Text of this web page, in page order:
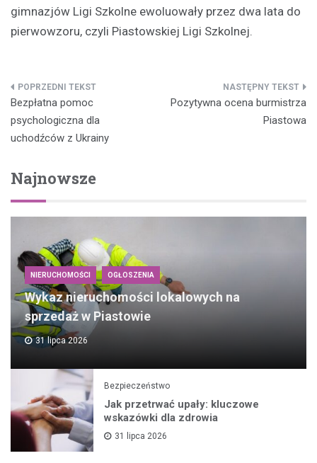
gimnazjów Ligi Szkolne ewoluowały przez dwa lata do
pierwowzoru, czyli Piastowskiej Ligi Szkolnej.
Nawigacja
wpisu
Bezpłatna pomoc
psychologiczna dla
uchodźców z Ukrainy
Pozytywna ocena burmistrza
Piastowa
Najnowsze
NIERUCHOMOŚCI OGŁOSZENIA
Wykaz nieruchomości lokalowych na
sprzedaż w Piastowie
31 lipca 2026
Bezpieczeństwo
Jak przetrwać upały: kluczowe
wskazówki dla zdrowia
31 lipca 2026